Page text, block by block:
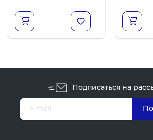
Подписаться на